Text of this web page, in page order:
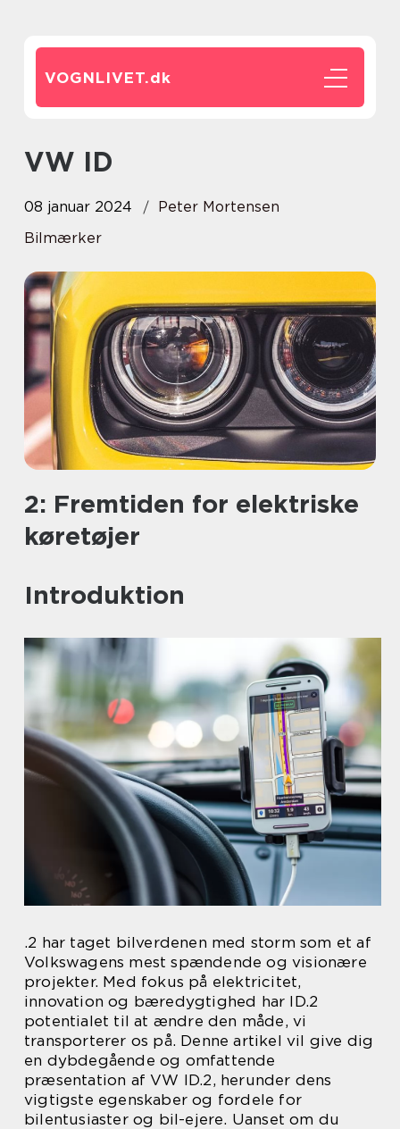
VOGNLIVET.dk
VW ID
08 januar 2024
Peter Mortensen
Bilmærker
2: Fremtiden for elektriske
køretøjer
Introduktion
.2 har taget bilverdenen med storm som et af
Volkswagens mest spændende og visionære
projekter. Med fokus på elektricitet,
innovation og bæredygtighed har ID.2
potentialet til at ændre den måde, vi
transporterer os på. Denne artikel vil give dig
en dybdegående og omfattende
præsentation af VW ID.2, herunder dens
vigtigste egenskaber og fordele for
bilentusiaster og bil-ejere. Uanset om du